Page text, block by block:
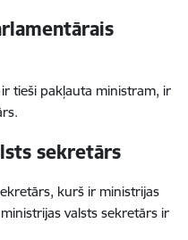
tieši pakļauta ministram, ir
sekretārs
kurš ir ministrijas
valsts sekretārs ir